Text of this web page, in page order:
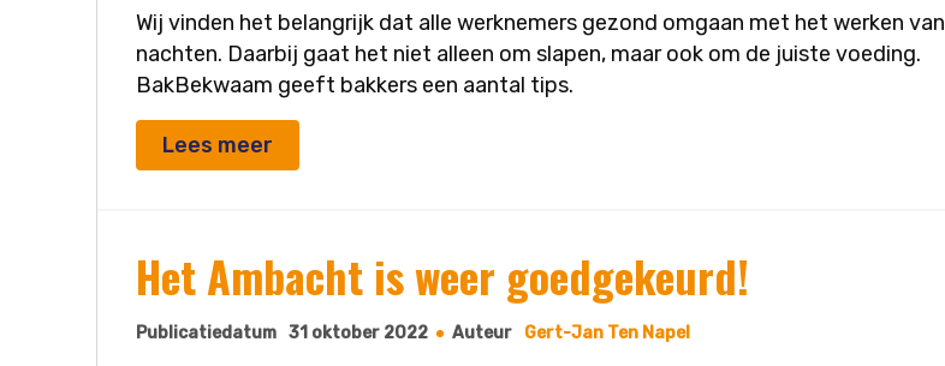
Wij vinden het belangrijk dat alle werknemers gezond omgaan met het werken van
nachten. Daarbij gaat het niet alleen om slapen, maar ook om de juiste voeding.
BakBekwaam geeft bakkers een aantal tips.
Lees meer
Het Ambacht is weer goedgekeurd!
Publicatiedatum 31 oktober 2022 Auteur Gert-Jan Ten Napel